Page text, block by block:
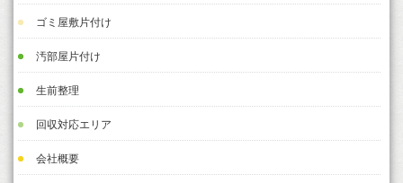
ゴミ屋敷片付け
汚部屋片付け
生前整理
回収対応エリア
会社概要